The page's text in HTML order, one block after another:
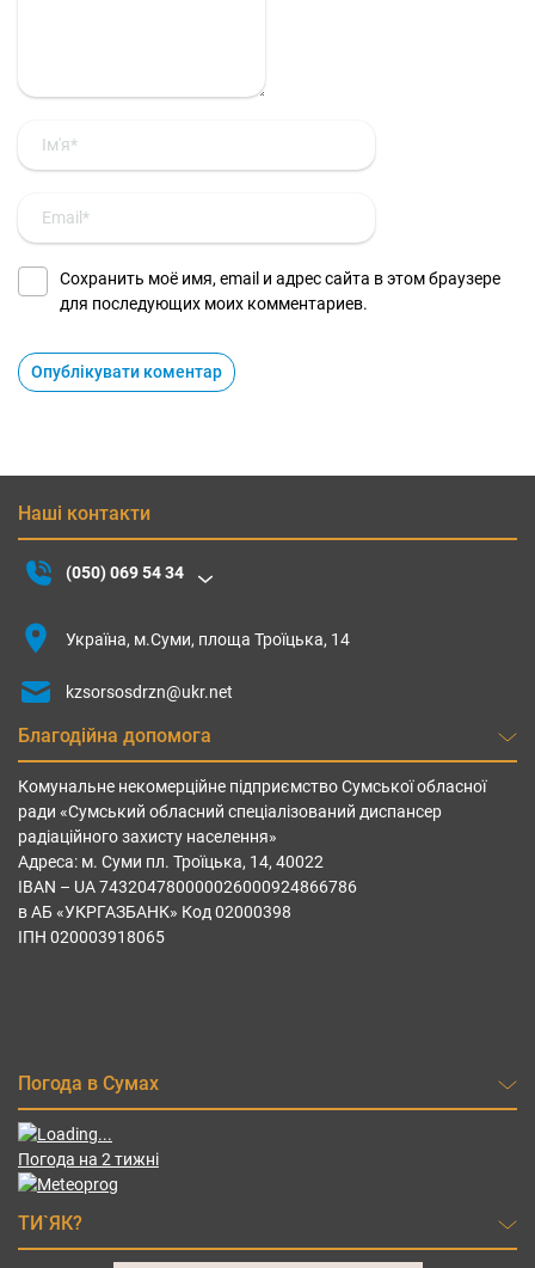
Сохранить моё имя, email и адрес сайта в этом браузере
для последующих моих комментариев.
Наші контакти
(050) 069 54 34
Україна, м.Суми, площа Троїцька, 14
kzsorsosdrzn@ukr.net
Благодійна допомога
Комунальне некомерційне підприємство Сумської обласної
ради «Сумський обласний спеціалізований диспансер
радіаційного захисту населення»
Адреса: м. Суми пл. Троїцька, 14, 40022
IBAN – UА 743204780000026000924866786
в АБ «УКРГАЗБАНК» Код 02000398
ІПН 020003918065
Погода в Сумах
Погода на 2 тижні
ТИ`ЯК?